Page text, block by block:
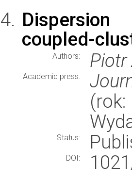
coupled-
Authors: Piotr
Academic press:
Status:
DOI: